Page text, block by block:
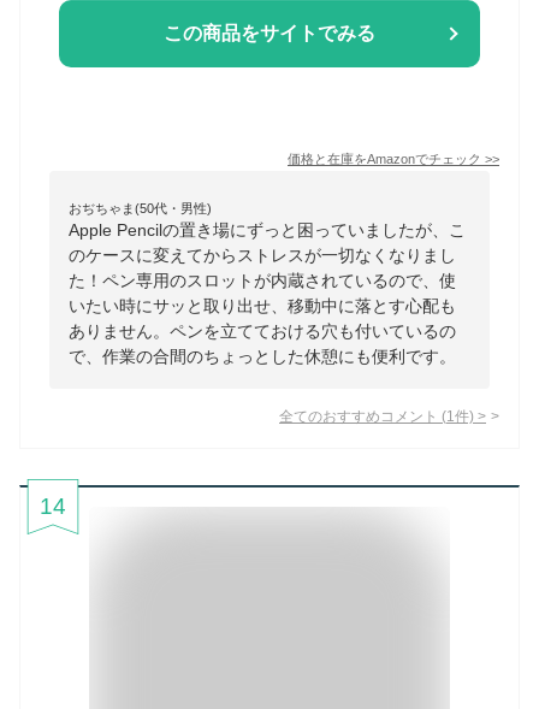
この商品をサイトでみる
価格と在庫をAmazonでチェック >>
おぢちゃま(50代・男性)
Apple Pencilの置き場にずっと困っていましたが、こ
のケースに変えてからストレスが一切なくなりまし
た！ペン専用のスロットが内蔵されているので、使
いたい時にサッと取り出せ、移動中に落とす心配も
ありません。ペンを立てておける穴も付いているの
で、作業の合間のちょっとした休憩にも便利です。
全てのおすすめコメント (1 件) >
14